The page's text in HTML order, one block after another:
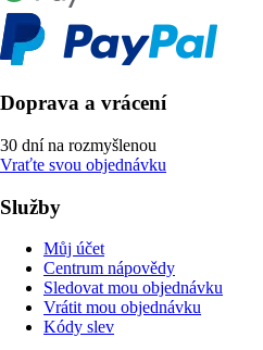
Doprava a vrácení
30 dní na rozmyšlenou
Vraťte svou objednávku
Služby
Můj účet
Centrum nápovědy
Sledovat mou objednávku
Vrátit mou objednávku
Kódy slev